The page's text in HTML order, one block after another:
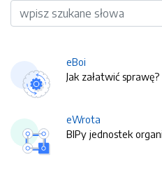
Wyszukiwarka
eBoi
Jak załatwić sprawę?
eWrota
BIPy jednostek